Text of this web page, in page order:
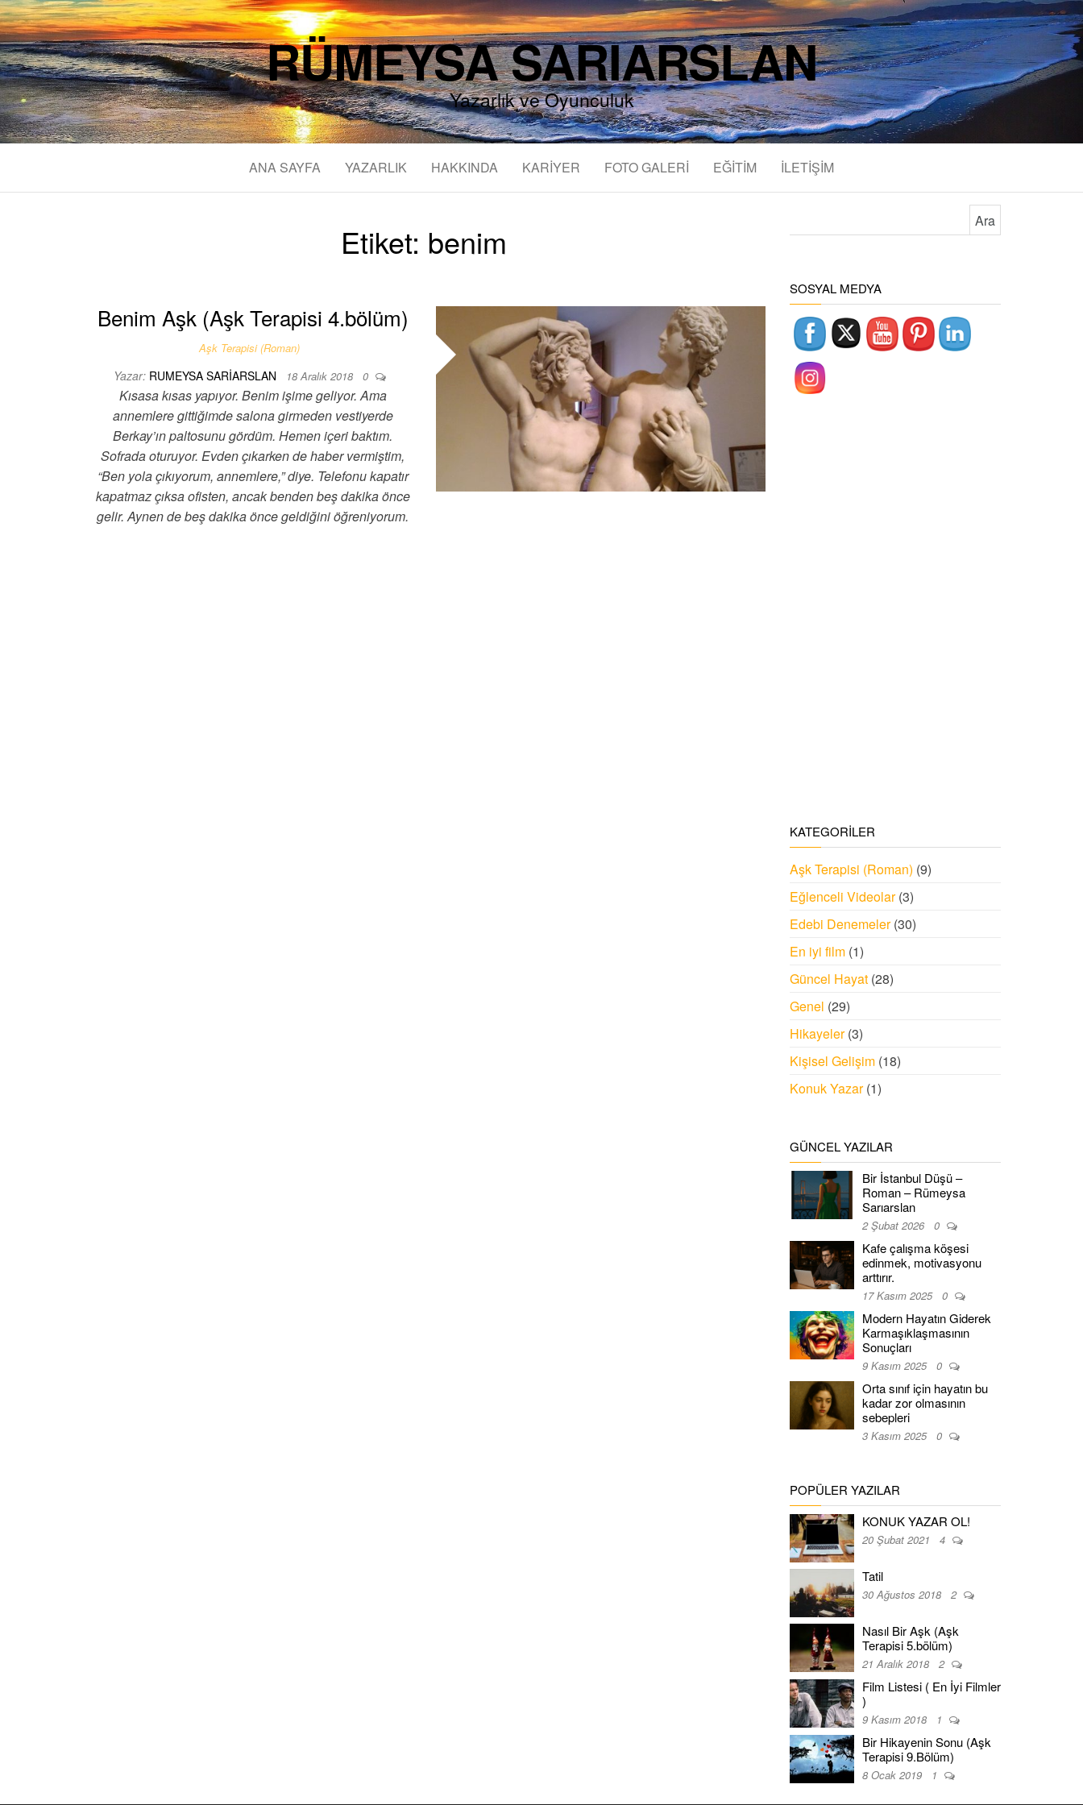
RÜMEYSA SARIARSLAN
Yazarlık ve Oyunculuk
ANA SAYFA YAZARLIK HAKKINDA KARİYER FOTO GALERİ EĞİTİM İLETİŞİM
Etiket: benim
Benim Aşk (Aşk Terapisi 4.bölüm)
Aşk Terapisi (Roman)
Yazar: RUMEYSA SARIARSLAN 18 Aralık 2018 0
Kısasa kısas yapıyor. Benim işime geliyor. Ama
annemlere gittiğimde salona girmeden vestiyerde
Berkay’ın paltosunu gördüm. Hemen içeri baktım.
Sofrada oturuyor. Evden çıkarken de haber vermiştim,
“Ben yola çıkıyorum, annemlere,” diye. Telefonu kapatır
kapatmaz çıksa ofisten, ancak benden beş dakika önce
gelir. Aynen de beş dakika önce geldiğini öğreniyorum.
SOSYAL MEDYA
KATEGORILER
Aşk Terapisi (Roman) (9)
Eğlenceli Videolar(3)
Edebi Denemeler(30)
En iyi film(1)
Güncel Hayat(28)
Genel (29)
Hikayeler(3)
Kişisel Gelişim(18)
Konuk Yazar(1)
GÜNCEL YAZILAR
Bir İstanbul Düşü –
Roman – Rümeysa
Sarıarslan
2 Şubat 2026 0
Kafe çalışma köşesi
edinmek, motivasyonu
arttırır.
17 Kasım 2025 0
Modern Hayatın Giderek
Karmaşıklaşmasının
Sonuçları
9 Kasım 2025 0
Orta sınıf için hayatın bu
kadar zor olmasının
sebepleri
3 Kasım 2025 0
POPÜLER YAZILAR
KONUK YAZAR OL!
20 Şubat 2021 4
Tatil
30 Ağustos 2018 2
Nasıl Bir Aşk (Aşk
Terapisi 5.bölüm)
21 Aralık 2018 2
Film Listesi ( En İyi Filmler
)
9 Kasım 2018 1
Bir Hikayenin Sonu (Aşk
Terapisi 9.Bölüm)
8 Ocak 2019 1